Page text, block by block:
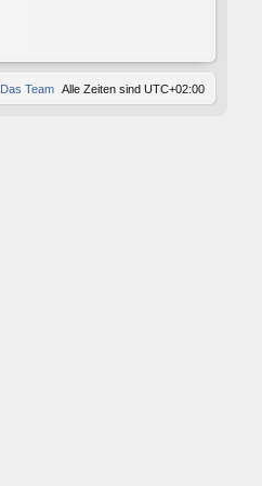
Alle Zeiten sind UTC+02:00
Das Team